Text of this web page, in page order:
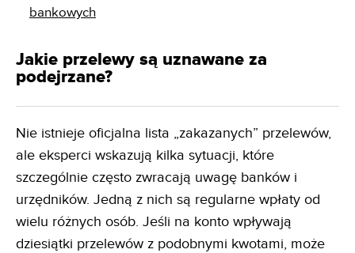
bankowych
Jakie przelewy są uznawane za
podejrzane?
Nie istnieje oficjalna lista „zakazanych” przelewów,
ale eksperci wskazują kilka sytuacji, które
szczególnie często zwracają uwagę banków i
urzędników. Jedną z nich są regularne wpłaty od
wielu różnych osób. Jeśli na konto wpływają
dziesiątki przelewów z podobnymi kwotami, może